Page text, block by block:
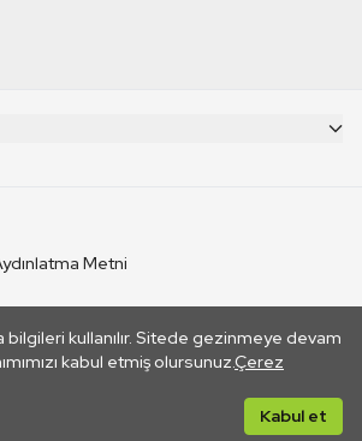
bilgileri kullanılır. Sitede gezinmeye devam
kabul etmiş olursunuz.Çerez
Kabul et
Metni
TRT. Bağlantı yoluyla gidilen dış